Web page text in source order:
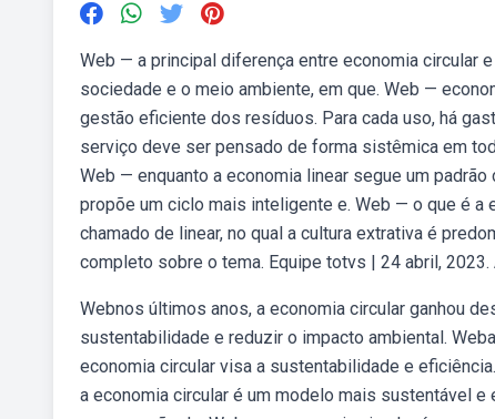
Web — a principal diferença entre economia circular
sociedade e o meio ambiente, em que. Web —
gestão eficiente dos resíduos. Para cada uso, há
serviço deve ser pensado de forma sistêmica em
Web — enquanto a economia linear segue um
propõe um ciclo mais inteligente e. Web — o que é a
chamado de linear, no qual a cultura extrativa é
completo sobre o tema. Equipe totvs | 24 abril,
Webnos últimos anos, a economia circular ganhou
sustentabilidade e reduzir o impacto ambiental.
economia circular visa a sustentabilidade e
a economia circular é um modelo mais sustentável